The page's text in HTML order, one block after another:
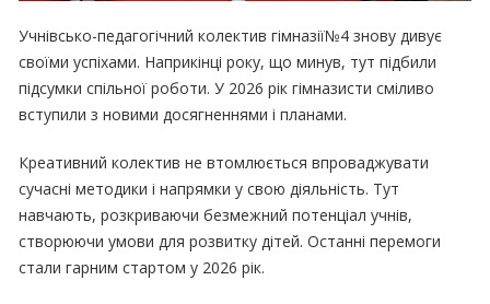
Учнівсько-педагогічний колектив гімназії№4 знову дивує
своїми успіхами. Наприкінці року, що минув, тут підбили
підсумки спільної роботи. У 2026 рік гімназисти сміливо
вступили з новими досягненнями і планами.
Креативний колектив не втомлюється впроваджувати
сучасні методики і напрямки у свою діяльність. Тут
навчають, розкриваючи безмежний потенціал учнів,
створюючи умови для розвитку дітей. Останні перемоги
стали гарним стартом у 2026 рік.